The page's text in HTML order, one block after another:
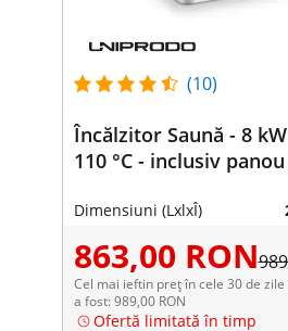
(10)
Încălzitor Saună - 8
110 °C - inclusiv
Dimensiuni (LxlxÎ)
863,00 RON
Cel mai ieftin preț în cele 30 de
a fost: 989,00 RON
Ofertă limitată în timp